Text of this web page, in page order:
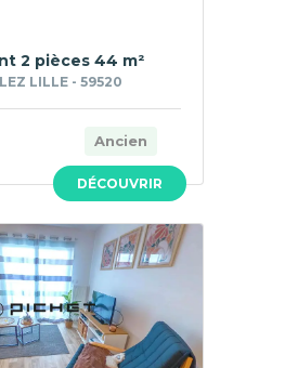
DÉCOUVRIR
2 pièces 44 m²
LILLE - 59520
Ancien